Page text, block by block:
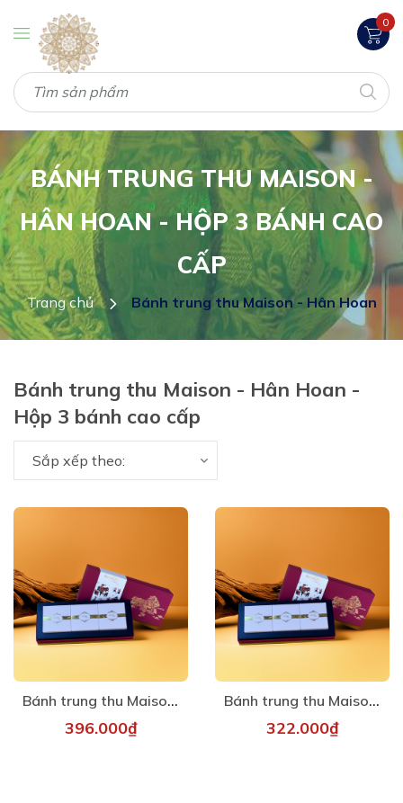
0
BÁNH TRUNG THU MAISON -
HÂN HOAN - HỘP 3 BÁNH CAO
CẤP
Trang chủ Bánh trung thu Maison - Hân Hoan
Bánh trung thu Maison - Hân Hoan -
Hộp 3 bánh cao cấp
Sắp xếp theo:
Bánh trung thu Maison - Hân hoan 2
396.000₫
Bánh trung thu Maison - Hân hoan 1
322.000₫